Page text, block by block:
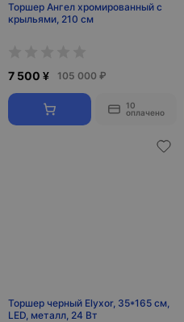
Торшер Ангел хромированный с
крыльями, 210 см
7 500 ¥ 105 000 ₽
10
оплачено
Торшер черный Elyxor, 35*165 см,
LED, металл, 24 Вт